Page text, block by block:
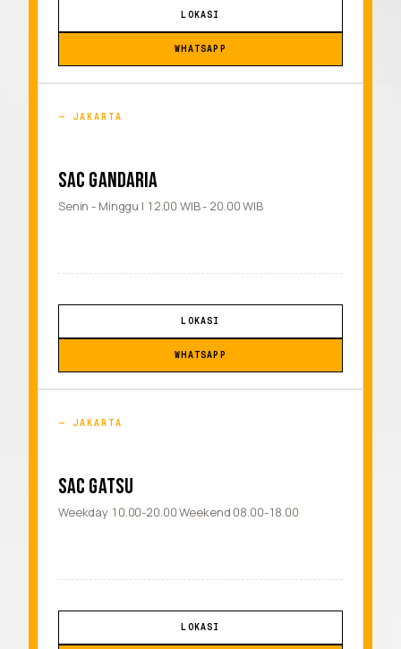
LOKASI
WHATSAPP
JAKARTA
SAC GANDARIA
Senin - Minggu | 12.00 WIB - 20.00 WIB
LOKASI
WHATSAPP
JAKARTA
SAC GATSU
Weekday 10.00-20.00 Weekend 08.00-18.00
LOKASI